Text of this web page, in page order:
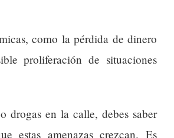
como la pérdida de dinero
proliferación de situaciones
drogas en la calle, debes saber
estas amenazas crezcan. Es